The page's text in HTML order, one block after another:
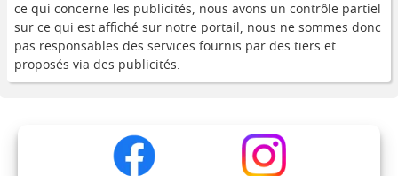
ce qui concerne les publicités, nous avons un contrôle partiel
sur ce qui est affiché sur notre portail, nous ne sommes donc
pas responsables des services fournis par des tiers et
proposés via des publicités.